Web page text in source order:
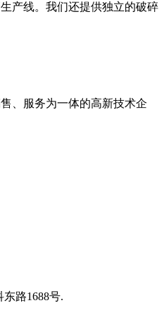
产线。我们还提供独立的破碎
、服务为一体的高新技术企
东路1688号.